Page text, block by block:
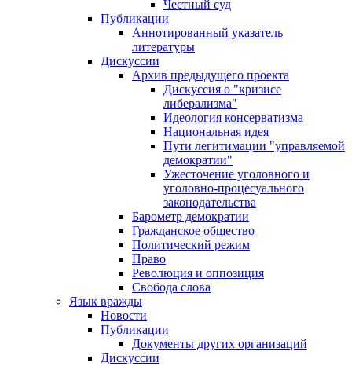
Честный суд
Публикации
Аннотированный указатель
литературы
Дискуссии
Архив предыдущего проекта
Дискуссия о "кризисе
либерализма"
Идеология консерватизма
Национальная идея
Пути легитимации "управляемой
демократии"
Ужесточение уголовного и
уголовно-процесуального
законодательства
Барометр демократии
Гражданское общество
Политический режим
Право
Революция и оппозиция
Свобода слова
Язык вражды
Новости
Публикации
Документы других организаций
Дискуссии